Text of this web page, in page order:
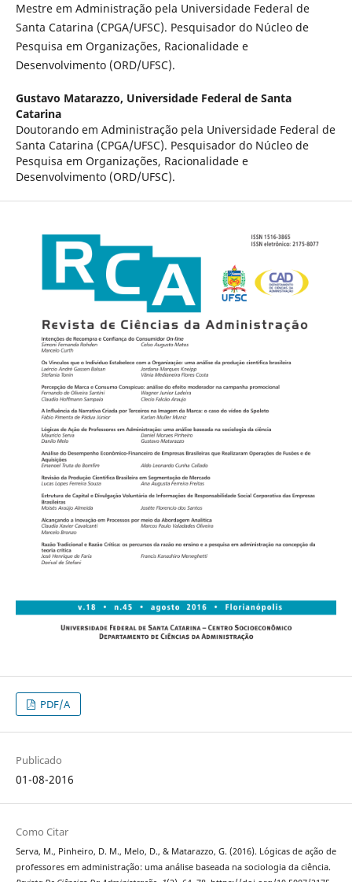
Mestre em Administração pela Universidade Federal de
Santa Catarina (CPGA/UFSC). Pesquisador do Núcleo de
Pesquisa em Organizações, Racionalidade e
Desenvolvimento (ORD/UFSC).
Gustavo Matarazzo, Universidade Federal de Santa
Catarina
Doutorando em Administração pela Universidade Federal de
Santa Catarina (CPGA/UFSC). Pesquisador do Núcleo de
Pesquisa em Organizações, Racionalidade e
Desenvolvimento (ORD/UFSC).
PDF/A
Publicado
01-08-2016
Como Citar
Serva, M., Pinheiro, D. M., Melo, D., & Matarazzo, G. (2016). Lógicas de ação de
professores em administração: uma análise baseada na sociologia da ciência.